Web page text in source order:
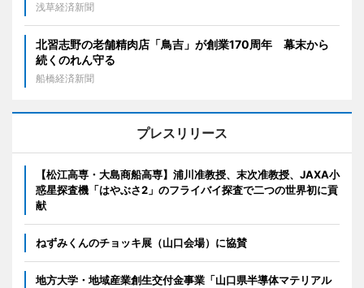
浅草経済新聞
北習志野の老舗精肉店「鳥吉」が創業170周年 幕末から
続くのれん守る
船橋経済新聞
プレスリリース
【松江高専・大島商船高専】浦川准教授、末次准教授、JAXA小
惑星探査機「はやぶさ2」のフライバイ探査で二つの世界初に貢
献
ねずみくんのチョッキ展（山口会場）に協賛
地方大学・地域産業創生交付金事業「山口県半導体マテリアル